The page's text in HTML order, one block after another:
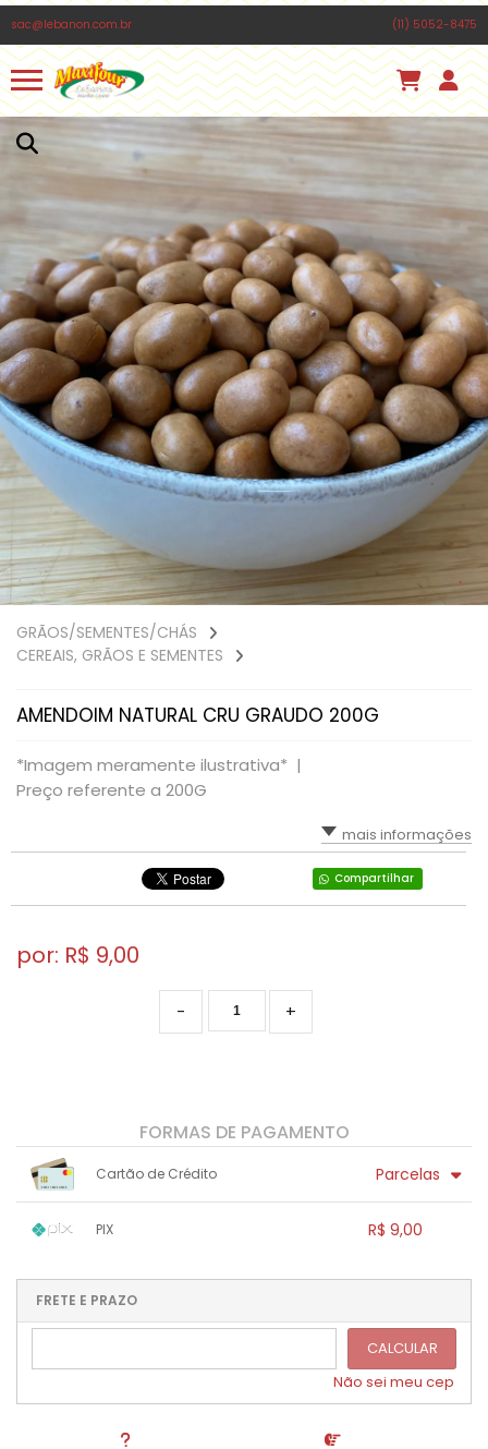
sac@lebanon.com.br (11) 5052-8475
GRÃOS/SEMENTES/CHÁS
CEREAIS, GRÃOS E SEMENTES
AMENDOIM NATURAL CRU GRAUDO 200G
*Imagem meramente ilustrativa* |
Preço referente a 200G
mais informações
Compartilhar
por: R$ 9,00
+
-
FORMAS DE PAGAMENTO
Cartão de Crédito Parcelas
PIX R$ 9,00
...
....
FRETE E PRAZO
CALCULAR
Não sei meu cep
PÃO LIBANÊS MÉDIO MAXIFOUR 650G
Há algumas horas